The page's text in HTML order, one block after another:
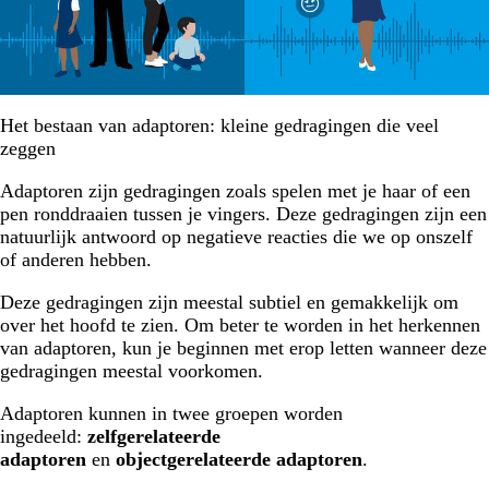
Het bestaan van adaptoren: kleine gedragingen die veel
zeggen
Adaptoren zijn gedragingen zoals spelen met je haar of een
pen ronddraaien tussen je vingers. Deze gedragingen zijn een
natuurlijk antwoord op negatieve reacties die we op onszelf
of anderen hebben.
Deze gedragingen zijn meestal subtiel en gemakkelijk om
over het hoofd te zien. Om beter te worden in het herkennen
van adaptoren, kun je beginnen met erop letten wanneer deze
gedragingen meestal voorkomen.
Adaptoren kunnen in twee groepen worden
ingedeeld: zelfgerelateerde
adaptoren en objectgerelateerde adaptoren.